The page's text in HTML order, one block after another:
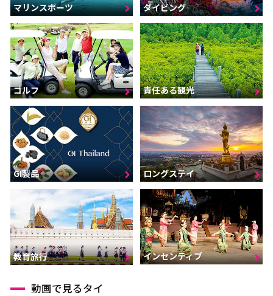
マリンスポーツ ダイビング
ゴルフ 責任ある観光
GI製品 ロングステイ
教育旅行 インセンティブ
動画で見るタイ